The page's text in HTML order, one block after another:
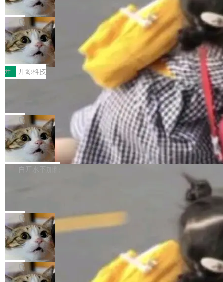
（<a href="https://bugzilla.mozilla.org/show_
bug.cgi?id=204...
orkers 跑了十年 Isolate。用 CEO Matthew Pri
nce 的话说：「我们一生都在用 Isolate 运行代
码，而 AI Agent 不需要容器，它们需要的是 Iso
late。」 容器为什么不合适 容器的问题在于启动
和销毁都太重了。一个 Agent 要执行的任务可能
只需要几毫秒的 CPU 时间，但容器从冷启动到
就绪要花数秒。如果未来有十...
诉讼，称“Apple is getting this wron
g”
上个月，苹果一纸诉状把 OpenAI 告上法庭，指
控其挖角苹果前员工并窃取商业秘密。苹果的诉
状把 OpenAI 描述成一个系统性地从前东家挖
人、套取机密信息的对手。 OpenAI 没发律师
函，也没选择庭外沉默。它在官网贴了一篇博
文，标题只有六个字：Apple is getting this wro
ng。 然后，它把邮件往来和 iMessage 聊天记
录全贴了出来。 他发错人了 苹果外部律师 Gabr
iel Gross 来自 Weil 律所，2 月 23 日下午 5:53
给 OpenAI 总法律顾问 Che Chang 发了封邮
件，附了一封长信，要求 OpenAI 配合调查前苹
果员工带走机密信...
局
HUAWEI MatePad Edge上架WorkBu
ddy鸿蒙PC版，说话就能干活的AI办公
搭子
全能AI工作台WorkBuddy鸿蒙PC版上架HUAWE
I MatePad Edge应用市场，直接下载即可使
用，与鸿蒙电脑上的体验一致。值得一提的是，
这是目前市面上唯一支持平板接入WorkBuddy P
C版的产品，搭载“人机双写”重磅功能——你写
你的，AI写AI的，同屏协作互不干扰。一句话让
AI帮你干活，现在开启全新体验！ 温馨提示：
体验WorkBuddy鸿蒙PC版前，请将 HUAWEI M
atePad Edge 升级至 HarmonyOS 6.1.0.135S
P9 patch03及以上版本。 *升级路径：设置 > 搜
开 开源科技
FFmpeg 9.0 发布：代号“Lei”，以此纪
全球知名开源多媒体框架 FFmpeg 今天正式发
布了 9.0 版本。这个版本除了带来新一代音视频
处理能力和硬件加速支持之外，还有一个特殊之
处：FFmpeg 9.0 的代号是“Lei”。 这个名字，
来自中国开发者雷霄骅（Lei Xiaohua）。 对于
很多中国音视频开发者而言，这个名字并不陌
“启蒙老师”。 而今年，恰好是雷霄骅离世十周
年。FFmpeg 社区最终选择用一个大版本的名
字，留下了这份纪念。 雷霄骅曾是中国传媒大学
数字电视技术方向的博士生，长期从事视频、音
频技...
局
亚马逊成本失控：AI 写代码烧掉 1215
万元，超预算 860%
外媒近日曝光了亚马逊的多份内部报告显示，AI
导致公司在多个项目上超支。《金融时报》报道
编写程序，目标是完成电商平台作者信息与商品
列表的数据匹配 —— 一项常规的数据处理任
务，最终却产生了 180 万美元的账单，实际支出
超出原定预算 860%。 更令人意外的是，该项目
最终并未成功落地，而高额算力消耗持续运行长
达 5 个月，公司直到财务对账时才察觉异常。这
白开水不加糖
e CEO Clément Delangue 在 CNBC 的采访里
没有拐弯抹角。他说中国正在赢得 AI 竞赛，而
且按目前的速度，中国 AI 工具预计在今年底或
2027 年就能追上美国前沿实验室的水平。 Dela
ngue 把原因归结为一件事：开放协作。中国的
AI 开发者在一个共享和协作的生态里加速迭代，
局
当 AI agent 把源码变成了最好的扩展系
统，开发者工具必须开源
五年前，David Crawshaw 问过很多软件工程师
一个问题：你写过什么给自己用的程序？答案几
乎都是没有。工程师们整天用别人写的程序写程
局